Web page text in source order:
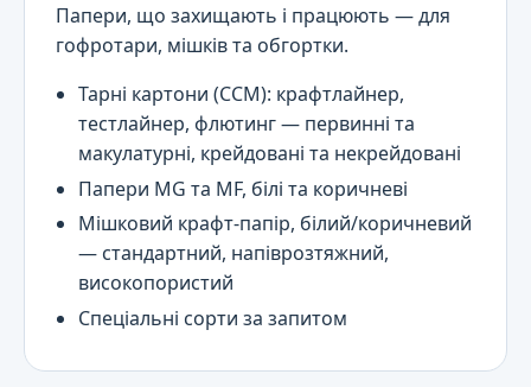
Папери, що захищають і працюють — для
гофротари, мішків та обгортки.
Тарні картони (CCM): крафтлайнер,
тестлайнер, флютинг — первинні та
макулатурні, крейдовані та некрейдовані
Папери MG та MF, білі та коричневі
Мішковий крафт-папір, білий/коричневий
— стандартний, напіврозтяжний,
високопористий
Спеціальні сорти за запитом